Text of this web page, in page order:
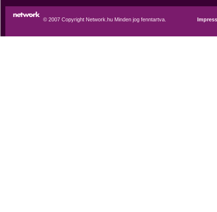
© 2007 Copyright Network.hu Minden jog fenntartva.